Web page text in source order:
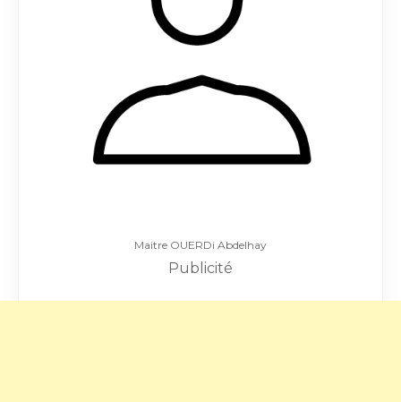
Maitre OUERDi Abdelhay
Publicité